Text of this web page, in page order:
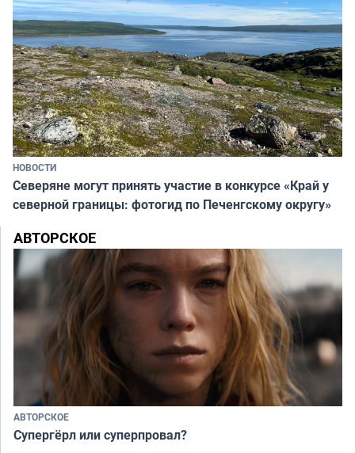
НОВОСТИ
Северяне могут принять участие в конкурсе «Край у
северной границы: фотогид по Печенгскому округу»
АВТОРСКОЕ
АВТОРСКОЕ
Супергёрл или суперпровал?